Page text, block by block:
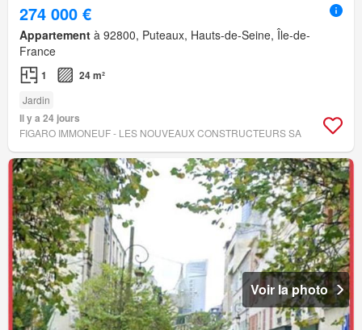
274 000 €
Appartement à 92800, Puteaux, Hauts-de-Seine, Île-de-
France
1 24 m²
Jardin
Il y a 24 jours
FIGARO IMMONEUF - LES NOUVEAUX CONSTRUCTEURS SA
Voir la photo